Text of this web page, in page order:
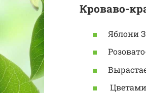
Кроваво-
Яблони